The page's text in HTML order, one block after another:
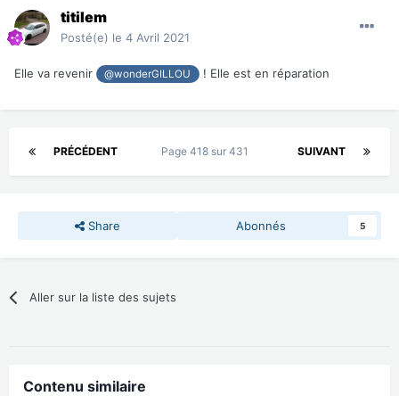
titilem
Posté(e) le 4 Avril 2021
Elle va revenir @wonderGILLOU ! Elle est en réparation
PRÉCÉDENT SUIVANT
Page 418 sur 431
Share Abonnés 5
Aller sur la liste des sujets
Contenu similaire